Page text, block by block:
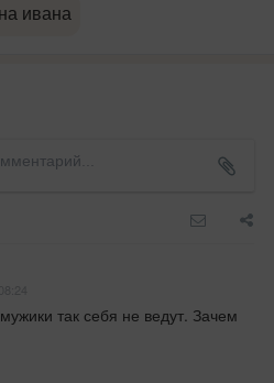
ивана
так себя не ведут. Зачем